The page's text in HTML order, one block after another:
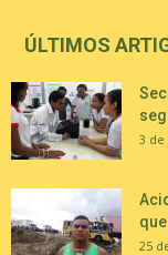
ÚLTIMOS
3 de
25